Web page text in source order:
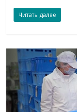
Читать далее